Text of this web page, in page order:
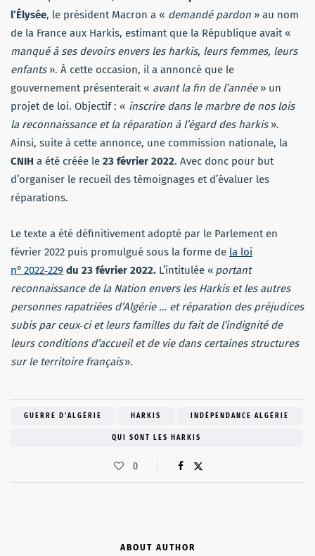
l’Élysée, le président Macron a « demandé pardon » au nom
de la France aux Harkis, estimant que la République avait «
manqué à ses devoirs envers les harkis, leurs femmes, leurs
enfants». À cette occasion, il a annoncé que le
gouvernement présenterait « avant la fin de l’année» un
projet de loi. Objectif : « inscrire dans le marbre de nos lois
la reconnaissance et la réparation à l’égard des harkis».
Ainsi, suite à cette annonce, une commission nationale, la
CNIH a été créée le 23 février 2022. Avec donc pour but
d’organiser le recueil des témoignages et d’évaluer les
réparations.
Le texte a été définitivement adopté par le Parlement en
février 2022 puis promulgué sous la forme de la loi
n° 2022‑229 du 23 février 2022. L’intitulée « portant
reconnaissance de la Nation envers les Harkis et les autres
personnes rapatriées d’Algérie … et réparation des préjudices
subis par ceux‑ci et leurs familles du fait de l’indignité de
leurs conditions d’accueil et de vie dans certaines structures
sur le territoire français».
GUERRE D'ALGÉRIE HARKIS INDÉPENDANCE ALGÉRIE
QUI SONT LES HARKIS
0
ABOUT AUTHOR